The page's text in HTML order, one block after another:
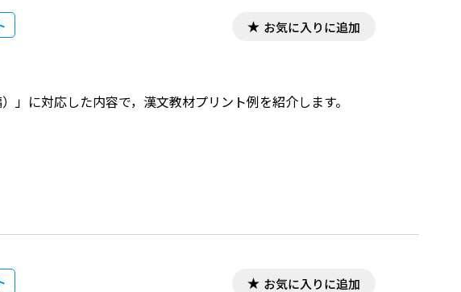
お気に入りに追加
に対応した内容で，漢文教材プリント例を紹介します。
お気に入りに追加